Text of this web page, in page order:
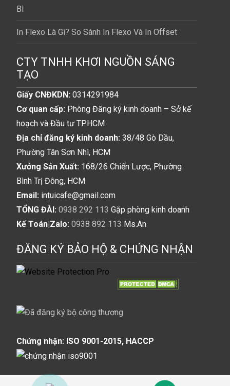
Bì
In Flexo Là Gì? So Sánh In Flexo Và In Offset
CTY TNHH KHƠI NGUỒN SÁNG
TẠO
Giấy CNĐKDN: 0314291984
Cơ quan cấp: Phòng Đăng ký kinh doanh – Sở kế
hoạch và Đầu tư TP.HCM
Địa chỉ đăng ký kinh doanh: 38/48 Gò Dầu,
Phường Tân Sơn Nhì, HCM
Xưởng Sản Xuất: 168/26 Chiến Lược, Phường
Bình Trị Đông, HCM
Email: intuicafe@gmail.com
TỔNG ĐÀI: 0938 292 113 Gặp phòng kinh doanh
Kế Toán|Zalo: 0938 892 113 Ms.An
ĐĂNG KÝ BẢO HỘ & CHỨNG NHẬN
Chứng nhận: ISO 9001-2015, HACCP